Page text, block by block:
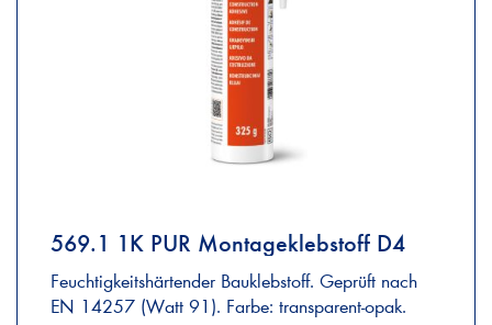
569.1 1K PUR Montageklebstoff D4
Feuchtigkeitshärtender Bauklebstoff. Geprüft nach
EN 14257 (Watt 91). Farbe: transparent-opak.